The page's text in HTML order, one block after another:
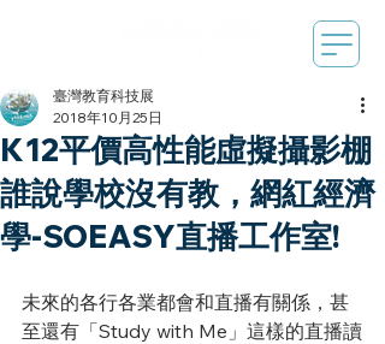
K12平價高性能虛擬攝影棚
誰說學校沒有教，網紅經濟
學-SOEASY直播工作室!
臺灣教育科技展
2018年10月25日
未來的各行各業都會和直播有關係，甚
至還有「Study with Me」這樣的直播讀